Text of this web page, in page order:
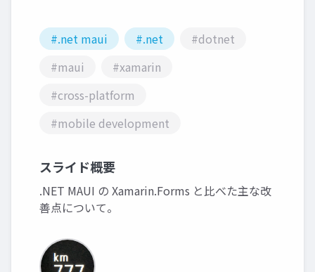
#.net maui #.net
#dotnet
#maui
#xamarin
#cross-platform
#mobile development
スライド概要
.NET MAUI の Xamarin.Forms と比べた主な改
善点について。